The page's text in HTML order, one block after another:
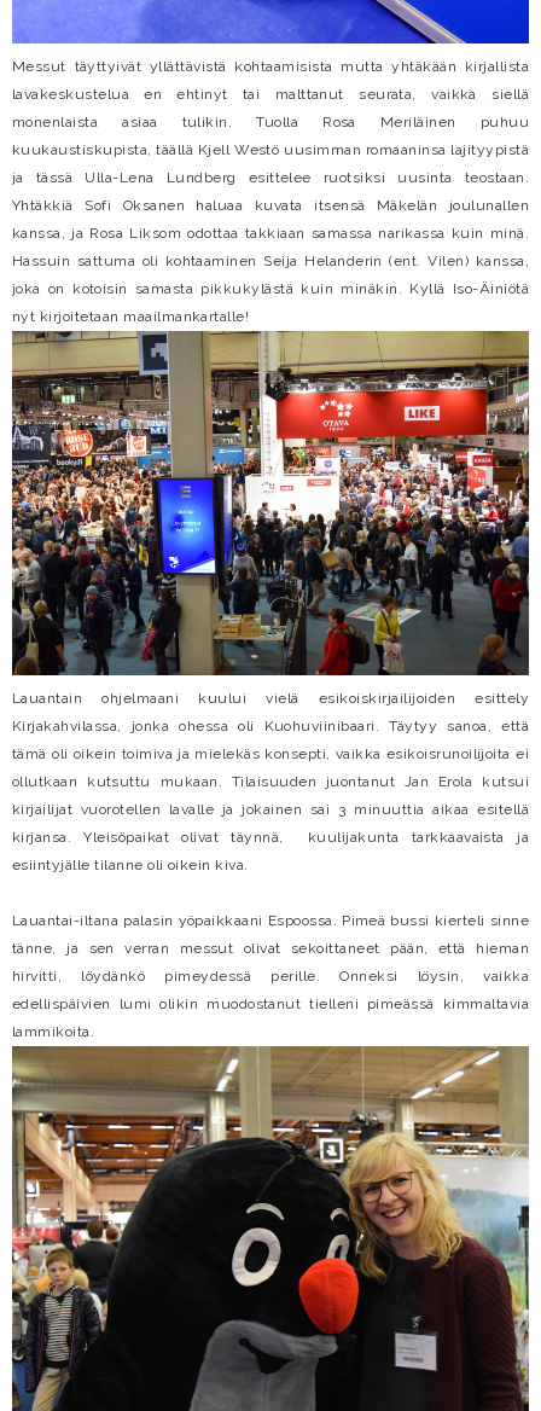
Messut täyttyivät yllättävistä kohtaamisista mutta yhtäkään kirjallista
lavakeskustelua en ehtinyt tai malttanut seurata, vaikka siellä
monenlaista asiaa tulikin. Tuolla Rosa Meriläinen puhuu
kuukaustiskupista, täällä Kjell Westö uusimman romaaninsa lajityypistä
ja tässä Ulla-Lena Lundberg esittelee ruotsiksi uusinta teostaan.
Yhtäkkiä Sofi Oksanen haluaa kuvata itsensä Mäkelän joulunallen
kanssa, ja Rosa Liksom odottaa takkiaan samassa narikassa kuin minä.
Hassuin sattuma oli kohtaaminen Seija Helanderin (ent. Vilen) kanssa,
joka on kotoisin samasta pikkukylästä kuin minäkin. Kyllä Iso-Äiniötä
nyt kirjoitetaan maailmankartalle!
Lauantain ohjelmaani kuului vielä esikoiskirjailijoiden esittely
Kirjakahvilassa, jonka ohessa oli Kuohuviinibaari. Täytyy sanoa, että
tämä oli oikein toimiva ja mielekäs konsepti, vaikka esikoisrunoilijoita ei
ollutkaan kutsuttu mukaan. Tilaisuuden juontanut Jan Erola kutsui
kirjailijat vuorotellen lavalle ja jokainen sai 3 minuuttia aikaa esitellä
kirjansa. Yleisöpaikat olivat täynnä, kuulijakunta tarkkaavaista ja
esiintyjälle tilanne oli oikein kiva.
Lauantai-iltana palasin yöpaikkaani Espoossa. Pimeä bussi kierteli sinne
tänne, ja sen verran messut olivat sekoittaneet pään, että hieman
hirvitti, löydänkö pimeydessä perille. Onneksi löysin, vaikka
edellispäivien lumi olikin muodostanut tielleni pimeässä kimmaltavia
lammikoita.